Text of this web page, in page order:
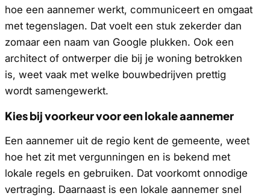
hoe een aannemer werkt, communiceert en omgaat
met tegenslagen. Dat voelt een stuk zekerder dan
zomaar een naam van Google plukken. Ook een
architect of ontwerper die bij je woning betrokken
is, weet vaak met welke bouwbedrijven prettig
wordt samengewerkt.
Kies bij voorkeur voor een lokale aannemer
Een aannemer uit de regio kent de gemeente, weet
hoe het zit met vergunningen en is bekend met
lokale regels en gebruiken. Dat voorkomt onnodige
vertraging. Daarnaast is een lokale aannemer snel